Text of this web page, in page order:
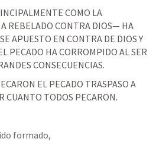
COMO LA
REBELADO CONTRA DIOS— HA
APUESTO EN CONTRA DE DIOS Y
PECADO HA CORROMPIDO AL SER
CONSECUENCIAS.
EL PECADO TRASPASO A
CUANTO TODOS PECARON.
formado,